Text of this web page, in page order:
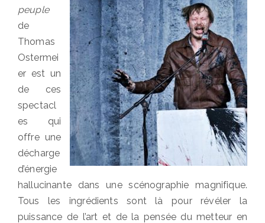
peuple
de
Thomas
Ostermei
er est un
de ces
spectacl
es qui
offre une
décharge
d’énergie
hallucinante dans une scénographie magnifique.
Tous les ingrédients sont là pour révéler la
puissance de l’art et de la pensée du metteur en